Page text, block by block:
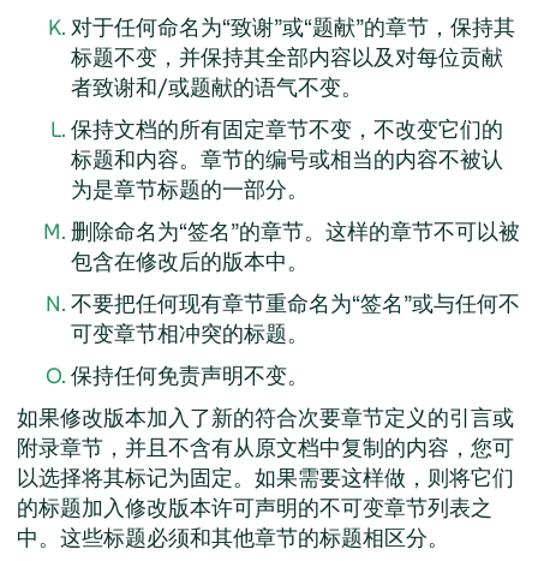
对于任何命名为“致谢”或“题献”的章节，保持其
标题不变，并保持其全部内容以及对每位贡献
者致谢和/或题献的语气不变。
保持文档的所有固定章节不变，不改变它们的
标题和内容。章节的编号或相当的内容不被认
为是章节标题的一部分。
删除命名为“签名”的章节。这样的章节不可以被
包含在修改后的版本中。
不要把任何现有章节重命名为“签名”或与任何不
可变章节相冲突的标题。
保持任何免责声明不变。
如果修改版本加入了新的符合次要章节定义的引言或
附录章节，并且不含有从原文档中复制的内容，您可
以选择将其标记为固定。如果需要这样做，则将它们
的标题加入修改版本许可声明的不可变章节列表之
中。这些标题必须和其他章节的标题相区分。